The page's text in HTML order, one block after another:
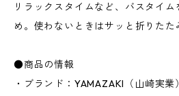
リラックスタイムなど、バスタイ
め。使わないときはサッと折りたた
●商品の情報
・ブランド：YAMAZAKI（山崎実